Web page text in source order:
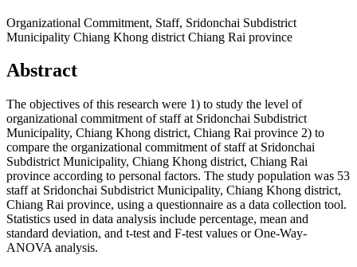
Organizational Commitment, Staff, Sridonchai Subdistrict
Municipality Chiang Khong district Chiang Rai province
Abstract
The objectives of this research were 1) to study the level of
organizational commitment of staff at Sridonchai Subdistrict
Municipality, Chiang Khong district, Chiang Rai province 2) to
compare the organizational commitment of staff at Sridonchai
Subdistrict Municipality, Chiang Khong district, Chiang Rai
province according to personal factors. The study population was 53
staff at Sridonchai Subdistrict Municipality, Chiang Khong district,
Chiang Rai province, using a questionnaire as a data collection tool.
Statistics used in data analysis include percentage, mean and
standard deviation, and t-test and F-test values or One-Way-
ANOVA analysis.